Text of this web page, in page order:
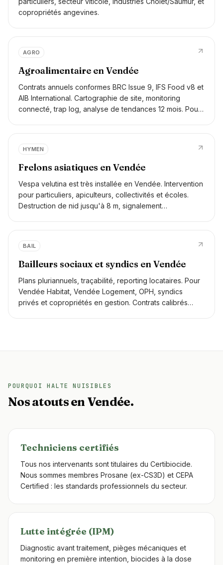
copropriétés angevines.
AGRO
Agroalimentaire en Vendée
Contrats annuels conformes BRC Issue 9, IFS Food v8 et
AIB International. Cartographie de site, monitoring
connecté, trap log, analyse de tendances 12 mois. Pour
HYMEN
Frelons asiatiques en Vendée
Vespa velutina est très installée en Vendée. Intervention
pour particuliers, apiculteurs, collectivités et écoles.
Destruction de nid jusqu'à 8 m, signalement
BAIL
Bailleurs sociaux et syndics en Vendée
Plans pluriannuels, traçabilité, reporting locataires. Pour
Vendée Habitat, Vendée Logement, OPH, syndics
privés et copropriétés en gestion. Contrats calibrés
POURQUOI HALTE NUISIBLES
Nos atouts en Vendée.
Techniciens certifiés
Tous nos intervenants sont titulaires du Certibiocide.
Nous sommes membres Prosane (ex-CS3D) et CEPA
Certified : les standards professionnels du secteur.
Lutte intégrée (IPM)
Diagnostic avant traitement, pièges mécaniques et
monitoring en première intention, biocides à la dose